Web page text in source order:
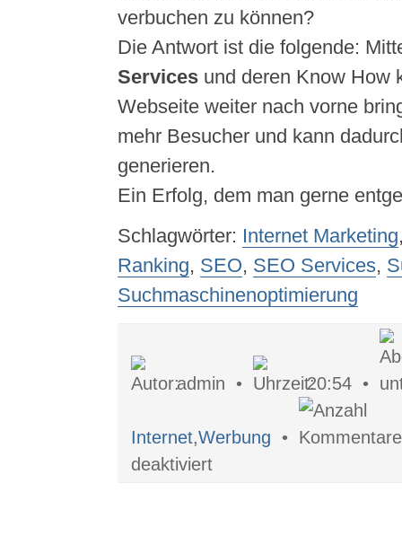
verbuchen zu können?
Die Antwort ist die folgende:
Servicesund deren Know How
Webseite weiter nach vorne
mehr Besucher und kann
generieren.
Ein Erfolg, dem man gerne
Schlagwörter: Internet Marketing
Ranking, SEO, SEO Services,
Suchmaschinenoptimierung
admin • 20:54 •
Internet,Werbung •
deaktiviertDurch